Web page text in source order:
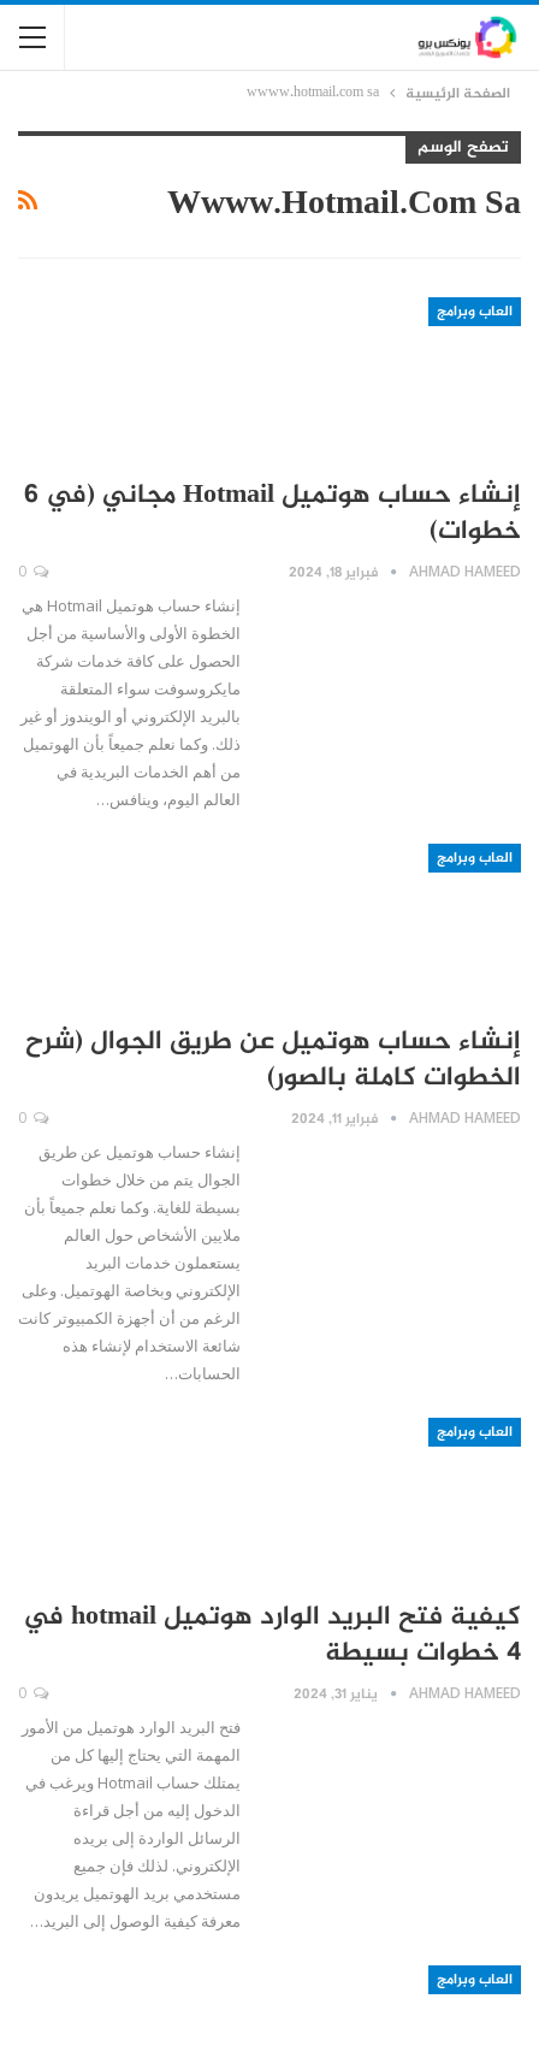
الصفحة الرئيسية wwww.hotmail.com sa
تصفح الوسم
Wwww.hotmail.com Sa
العاب وبرامج
إنشاء حساب هوتميل Hotmail مجاني (في 6
خطوات)
AHMAD HAMEED فبراير 18, 2024
إنشاء حساب هوتميل Hotmail هي
الخطوة الأولى والأساسية من أجل
الحصول على كافة خدمات شركة
مايكروسوفت سواء المتعلقة
بالبريد الإلكتروني أو الويندوز أو غير
ذلك. وكما نعلم جميعاً بأن الهوتميل
من أهم الخدمات البريدية في
العالم اليوم، وينافس…
العاب وبرامج
إنشاء حساب هوتميل عن طريق الجوال (شرح
الخطوات كاملة بالصور)
AHMAD HAMEED فبراير 11, 2024
إنشاء حساب هوتميل عن طريق
الجوال يتم من خلال خطوات
بسيطة للغاية. وكما نعلم جميعاً بأن
ملايين الأشخاص حول العالم
يستعملون خدمات البريد
الإلكتروني وبخاصة الهوتميل. وعلى
الرغم من أن أجهزة الكمبيوتر كانت
شائعة الاستخدام لإنشاء هذه
الحسابات…
العاب وبرامج
كيفية فتح البريد الوارد هوتميل hotmail في
4 خطوات بسيطة
AHMAD HAMEED يناير 31, 2024
فتح البريد الوارد هوتميل من الأمور
المهمة التي يحتاج إليها كل من
يمتلك حساب Hotmail ويرغب في
الدخول إليه من أجل قراءة
الرسائل الواردة إلى بريده
الإلكتروني. لذلك فإن جميع
مستخدمي بريد الهوتميل يريدون
معرفة كيفية الوصول إلى البريد…
العاب وبرامج